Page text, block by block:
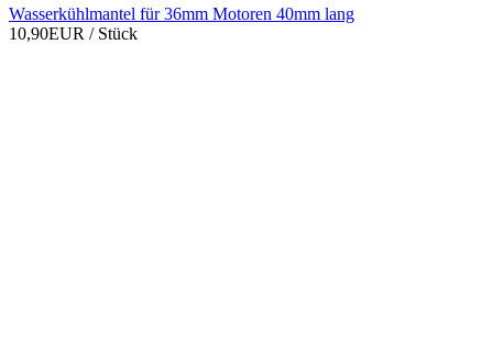
Wasserkühlmantel für 36mm Motoren 40mm lang
10,90EUR / Stück